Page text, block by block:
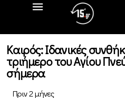
Καιρός: Ιδανικές
τριήμερο του Αγίου
σήμερα
Πριν 2 μήνες